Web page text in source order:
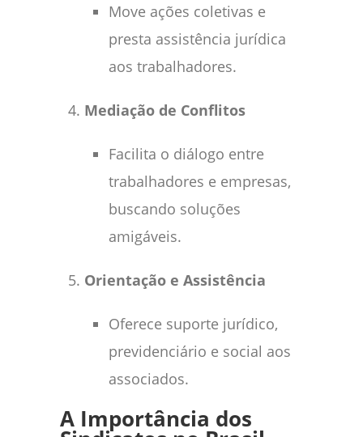
Move ações coletivas e
presta assistência jurídica
aos trabalhadores.
Mediação de Conflitos
Facilita o diálogo entre
trabalhadores e empresas,
buscando soluções
amigáveis.
Orientação e Assistência
Oferece suporte jurídico,
previdenciário e social aos
associados.
A Importância dos